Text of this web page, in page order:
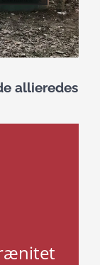
allieredes